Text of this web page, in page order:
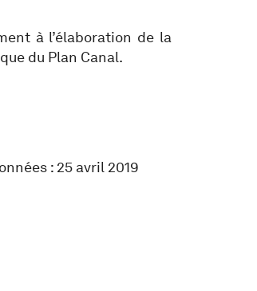
à l’élaboration de la
du Plan Canal.
: 25 avril 2019